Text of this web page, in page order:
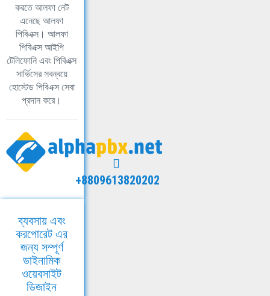
করতে আলফা নেট
এনেছে আলফা
পিবিএক্স। আলফা
পিবিএক্স আইপি
টেলিফোনি এবং পিবিএক্স
সার্ভিসের সবন্বয়ে
হোস্টেড পিবিএক্স সেবা
প্রদান করে।
+8809613820202
ব্যবসায় এবং
করপোরেট এর
জন্য সম্পূর্ণ
ডাইনামিক
ওয়েবসাইট
ডিজাইন